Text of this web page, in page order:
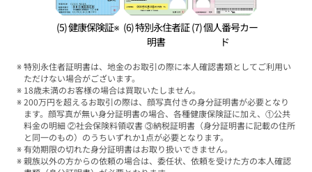
(5) 健康保険証※ (6) 特別永住者証
明書
(7) 個人番号カー
ド
特別永住者証明書は、地金のお取引の際に本人確認書類としてご利用い
ただけない場合がございます。
18歳未満のお客様の場合は買取いたしません。
200万円を超えるお取引の際は、顔写真付きの身分証明書が必要となり
ます。顔写真が無い身分証明書の場合、各種健康保険証に加え、①公共
料金の明細 ②社会保険料領収書 ③納税証明書（身分証明書に記載の住所
と同一のもの）のうちいずれか1点が必要となります。
有効期限の切れた身分証明書はお取り扱いできません。
親族以外の方からの依頼の場合は、委任状、依頼を受けた方の本人確認